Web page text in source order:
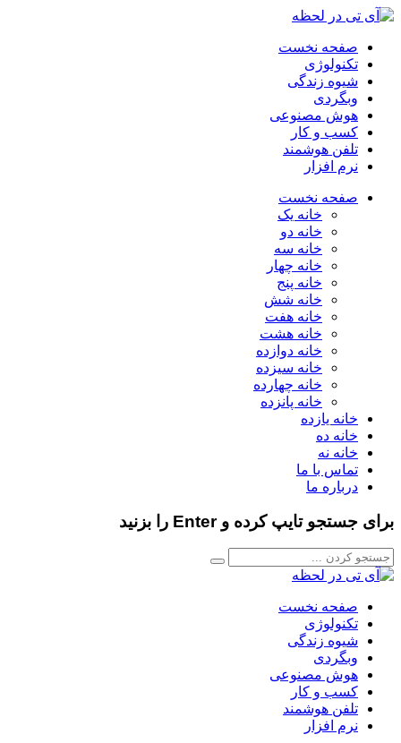
صفحه نخست
تکنولوژی
شیوه زندگی
وبگردی
هوش مصنوعی
کسب و کار
تلفن هوشمند
نرم افزار
صفحه نخست
خانه یک
خانه دو
خانه سه
خانه چهار
خانه پنج
خانه شش
خانه هفت
خانه هشت
خانه دوازده
خانه سیزده
خانه چهارده
خانه پانزده
خانه یازده
خانه ده
خانه نه
تماس با ما
درباره ما
برای جستجو تایپ کرده و Enter را بزنید
صفحه نخست
تکنولوژی
شیوه زندگی
وبگردی
هوش مصنوعی
کسب و کار
تلفن هوشمند
نرم افزار